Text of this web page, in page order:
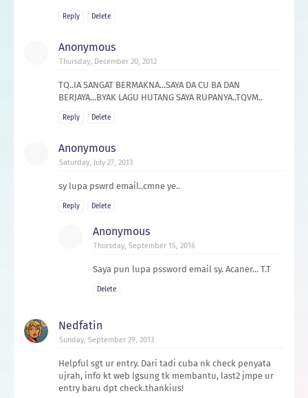
Reply Delete
Anonymous
Thursday, December 20, 2012
TQ..IA SANGAT BERMAKNA...SAYA DA CU BA DAN
BERJAYA...BYAK LAGU HUTANG SAYA RUPANYA..TQVM..
Reply Delete
Anonymous
Saturday, July 27, 2013
sy lupa pswrd email..cmne ye..
Reply Delete
Anonymous
Thursday, September 15, 2016
Saya pun lupa pssword email sy. Acaner... T.T
Delete
Nedfatin
Sunday, September 29, 2013
Helpful sgt ur entry. Dari tadi cuba nk check penyata
ujrah, info kt web lgsung tk membantu, last2 jmpe ur
entry baru dpt check.thankius!